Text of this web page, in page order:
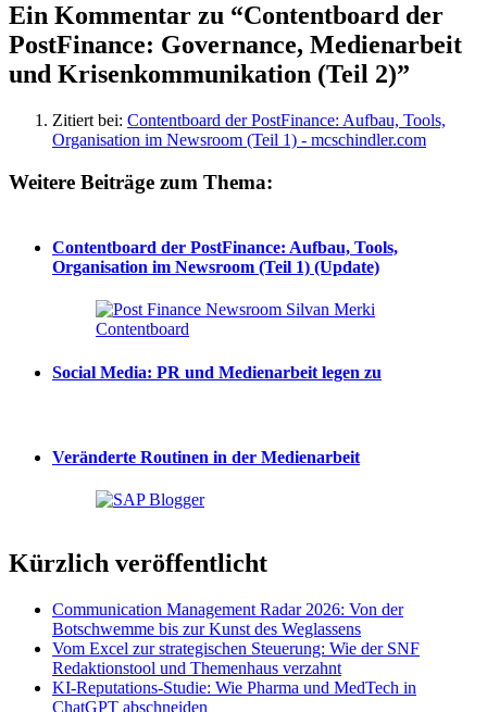
Ein Kommentar zu “Contentboard der
PostFinance: Governance, Medienarbeit
und Krisenkommunikation (Teil 2)”
Zitiert bei: Contentboard der PostFinance: Aufbau, Tools,
Organisation im Newsroom (Teil 1) - mcschindler.com
Weitere Beiträge zum Thema:
Contentboard der PostFinance: Aufbau, Tools,
Organisation im Newsroom (Teil 1) (Update)
Social Media: PR und Medienarbeit legen zu
Veränderte Routinen in der Medienarbeit
Kürzlich veröffentlicht
Communication Management Radar 2026: Von der
Botschwemme bis zur Kunst des Weglassens
Vom Excel zur strategischen Steuerung: Wie der SNF
Redaktionstool und Themenhaus verzahnt
KI-Reputations-Studie: Wie Pharma und MedTech in
ChatGPT abschneiden